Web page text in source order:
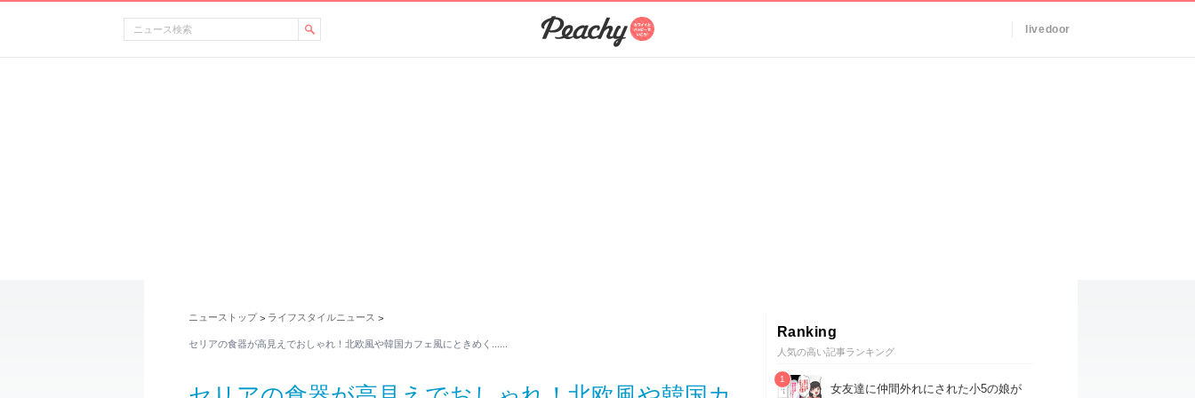
livedoor
ニューストップ > ライフスタイルニュース >
セリアの食器が高見えでおしゃれ！北欧風や韓国カフェ風にときめく……
Ranking
人気の高い記事ランキング
女友達に仲間外れにされた小5の娘が